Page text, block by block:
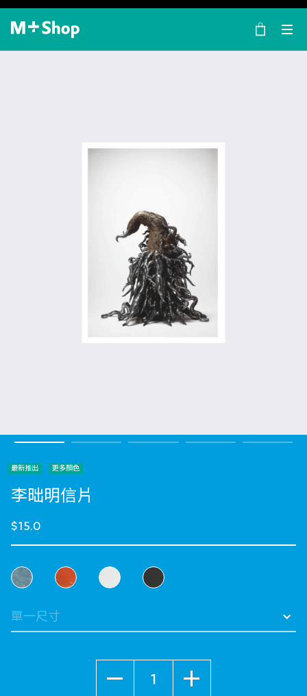
×
M+ Shop
最新推出 更多顏色
李昢明信片
$15.0
選擇 顏色